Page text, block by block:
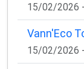
🚴‍♂️
15/02/2026
Vann'Eco
15/02/2026